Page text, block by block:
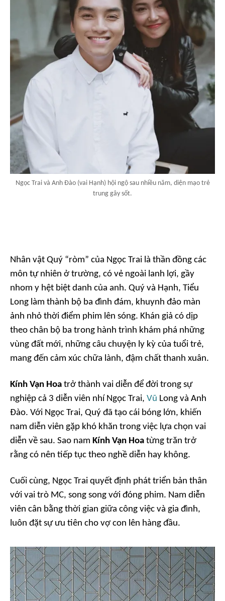
Ngọc Trai và Anh Đào (vai Hạnh) hội ngộ sau nhiều năm, diện mạo trẻ
trung gây sốt.
Nhân vật Quý “ròm” của Ngọc Trai là thần đồng các
môn tự nhiên ở trường, có vẻ ngoài lanh lợi, gầy
nhom y hệt biệt danh của anh. Quý và Hạnh, Tiểu
Long làm thành bộ ba đình đám, khuynh đảo màn
ảnh nhỏ thời điểm phim lên sóng. Khán giả có dịp
theo chân bộ ba trong hành trình khám phá những
vùng đất mới, những câu chuyện ly kỳ của tuổi trẻ,
mang đến cảm xúc chữa lành, đậm chất thanh xuân.
Kính Vạn Hoa trở thành vai diễn để đời trong sự
nghiệp cả 3 diễn viên nhí Ngọc Trai, Vũ Long và Anh
Đào. Với Ngọc Trai, Quý đã tạo cái bóng lớn, khiến
nam diễn viên gặp khó khăn trong việc lựa chọn vai
diễn về sau. Sao nam Kính Vạn Hoa từng trăn trở
rằng có nên tiếp tục theo nghề diễn hay không.
Cuối cùng, Ngọc Trai quyết định phát triển bản thân
với vai trò MC, song song với đóng phim. Nam diễn
viên cân bằng thời gian giữa công việc và gia đình,
luôn đặt sự ưu tiên cho vợ con lên hàng đầu.